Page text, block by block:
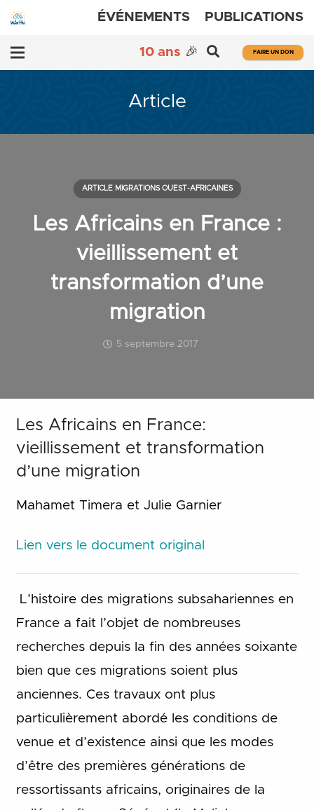
ÉVÉNEMENTS PUBLICATIONS
10 ans 🎉 FAIRE UN DON
Article
Les Africains en France :
vieillissement et
transformation d’une
migration
5 septembre 2017
ARTICLE MIGRATIONS OUEST-AFRICAINES
Les Africains en France:
vieillissement et transformation
d’une migration
Mahamet Timera et Julie Garnier
Lien vers le document original
L’histoire des migrations subsahariennes en
France a fait l’objet de nombreuses
recherches depuis la fin des années soixante
bien que ces migrations soient plus
anciennes. Ces travaux ont plus
particulièrement abordé les conditions de
venue et d’existence ainsi que les modes
d’être des premières générations de
ressortissants africains, originaires de la